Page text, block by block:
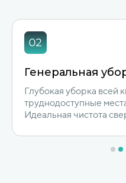
Уборка после
Удаление
налёта. Доводим
готового к заселению.